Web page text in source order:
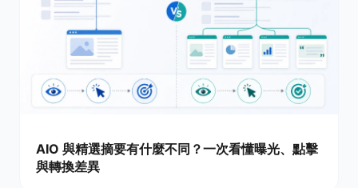
AIO 與精選摘要有什麼不同？一次看懂曝光、點擊
與轉換差異